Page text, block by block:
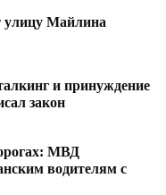
Майлина
и принуждение
закон
МВД
водителям с